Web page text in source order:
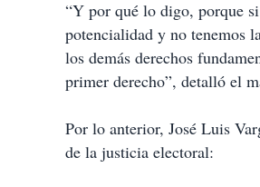
“Y por qué lo digo, porque
potencialidad y no tenemos
los demás derechos
primer derecho”, detalló el
Por lo anterior, José Luis
de la justicia electoral: